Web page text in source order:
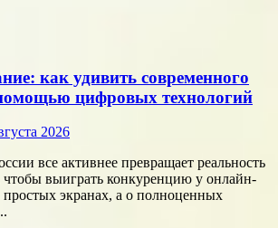
как удивить современного
цифровых технологий
2026
все активнее превращает реальность
чтобы выиграть конкуренцию у онлайн-
простых экранах, а о полноценных